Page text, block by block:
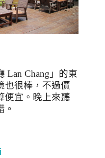
Lan Chang 」的東
也很棒，不過價
便宜。晚上來聽
。